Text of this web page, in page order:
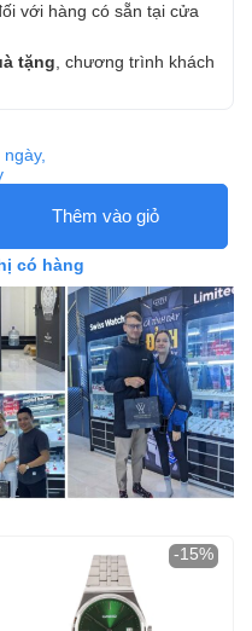
với hàng có sẵn tại cửa
tặng , chương trình khách
Thêm vào giỏ
có hàng
-15%